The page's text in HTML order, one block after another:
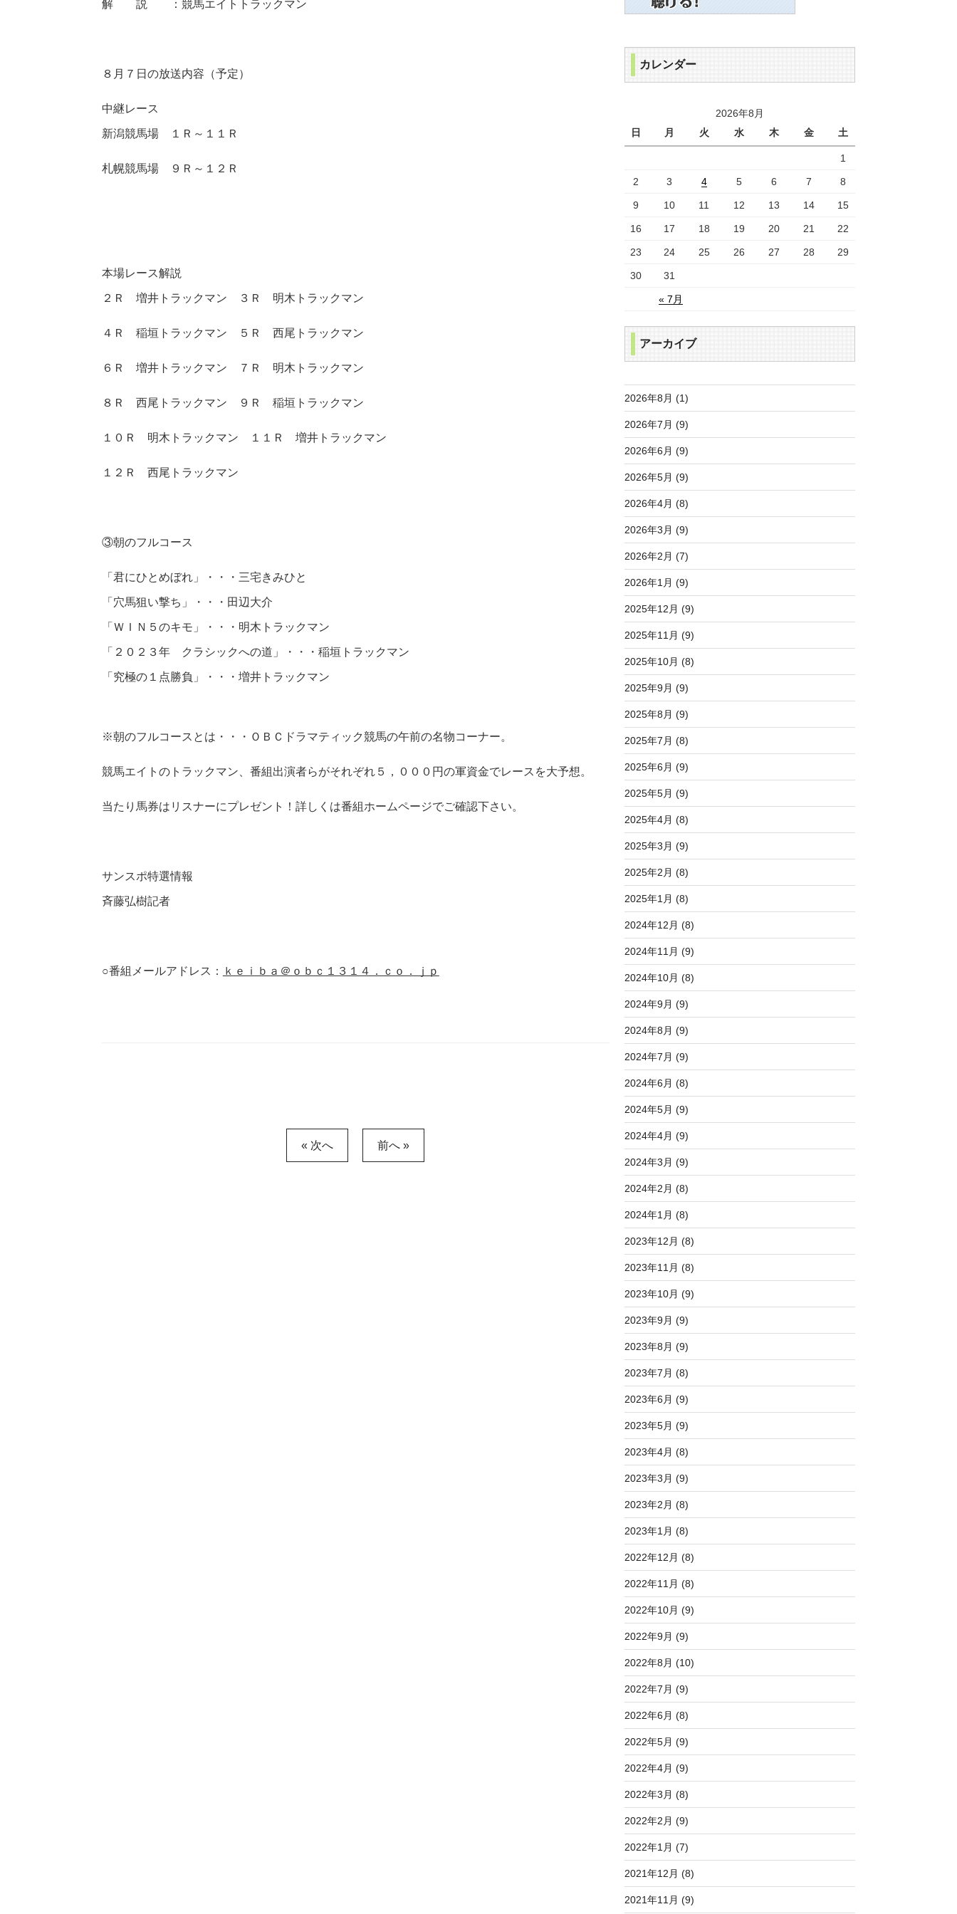
解 説 ：競馬エイトトラックマン
８月７日の放送内容（予定）
中継レース
新潟競馬場 １Ｒ～１１Ｒ
札幌競馬場 ９Ｒ～１２Ｒ
本場レース解説
２Ｒ 増井トラックマン ３Ｒ 明木トラックマン
４Ｒ 稲垣トラックマン ５Ｒ 西尾トラックマン
６Ｒ 増井トラックマン ７Ｒ 明木トラックマン
８Ｒ 西尾トラックマン ９Ｒ 稲垣トラックマン
１０Ｒ 明木トラックマン １１Ｒ 増井トラックマン
１２Ｒ 西尾トラックマン
③朝のフルコース
「君にひとめぼれ」・・・三宅きみひと
「穴馬狙い撃ち」・・・田辺大介
「ＷＩＮ５のキモ」・・・明木トラックマン
「２０２３年 クラシックへの道」・・・稲垣トラックマン
「究極の１点勝負」・・・増井トラックマン
※朝のフルコースとは・・・ＯＢＣドラマティック競馬の午前の名物コーナー。
競馬エイトのトラックマン、番組出演者らがそれぞれ５，０００円の軍資金でレースを大予想。
当たり馬券はリスナーにプレゼント！詳しくは番組ホームページでご確認下さい。
サンスポ特選情報
斉藤弘樹記者
○番組メールアドレス： ｋｅｉｂａ＠ｏｂｃ１３１４．ｃｏ．ｊｐ
« 次へ 前へ »
カレンダー
2026年8月
日
月 火 水 木 金 土
« 7月
1
2 3 4 5 6 7 8
9 10 11 12 13 14 15
16 17 18 19 20 21 22
23 24 25 26 27 28 29
30 31
アーカイブ
2026年8月 (1)
2026年7月 (9)
2026年6月 (9)
2026年5月 (9)
2026年4月 (8)
2026年3月 (9)
2026年2月 (7)
2026年1月 (9)
2025年12月 (9)
2025年11月 (9)
2025年10月 (8)
2025年9月 (9)
2025年8月 (9)
2025年7月 (8)
2025年6月 (9)
2025年5月 (9)
2025年4月 (8)
2025年3月 (9)
2025年2月 (8)
2025年1月 (8)
2024年12月 (8)
2024年11月 (9)
2024年10月 (8)
2024年9月 (9)
2024年8月 (9)
2024年7月 (9)
2024年6月 (8)
2024年5月 (9)
2024年4月 (9)
2024年3月 (9)
2024年2月 (8)
2024年1月 (8)
2023年12月 (8)
2023年11月 (8)
2023年10月 (9)
2023年9月 (9)
2023年8月 (9)
2023年7月 (8)
2023年6月 (9)
2023年5月 (9)
2023年4月 (8)
2023年3月 (9)
2023年2月 (8)
2023年1月 (8)
2022年12月 (8)
2022年11月 (8)
2022年10月 (9)
2022年9月 (9)
2022年8月 (10)
2022年7月 (9)
2022年6月 (8)
2022年5月 (9)
2022年4月 (9)
2022年3月 (8)
2022年2月 (9)
2022年1月 (7)
2021年12月 (8)
2021年11月 (9)